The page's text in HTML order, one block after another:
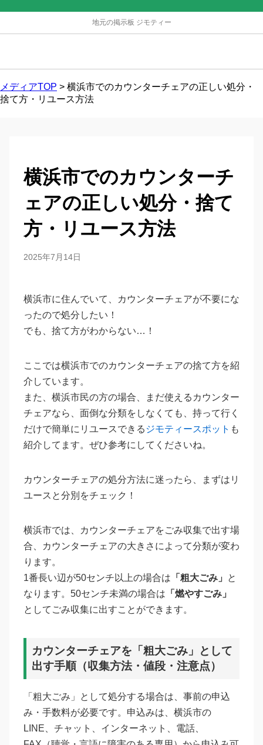
地元の掲示板 ジモティー
メディアTOP > 横浜市でのカウンターチェアの正しい処分・
捨て方・リユース方法
横浜市でのカウンターチ
ェアの正しい処分・捨て
方・リユース方法
2025年7月14日
横浜市に住んでいて、カウンターチェアが不要にな
ったので処分したい！
でも、捨て方がわからない…！
ここでは横浜市でのカウンターチェアの捨て方を紹
介しています。
また、横浜市民の方の場合、まだ使えるカウンター
チェアなら、面倒な分類をしなくても、持って行く
だけで簡単にリユースできる ジモティースポット も
紹介してます。ぜひ参考にしてくださいね。
カウンターチェアの処分方法に迷ったら、まずはリ
ユースと分別をチェック！
横浜市では、カウンターチェアをごみ収集で出す場
合、カウンターチェアの大きさによって分類が変わ
ります。
1番長い辺が50センチ以上の場合は 「粗大ごみ」
と
なります。50センチ未満の場合は 「燃やすごみ」
としてごみ収集に出すことができます。
カウンターチェアを「粗大ごみ」として
出す手順（収集方法・値段・注意点）
「粗大ごみ」として処分する場合は、事前の申込
み・手数料が必要です。申込みは、横浜市の
LINE、チャット、インターネット、電話、